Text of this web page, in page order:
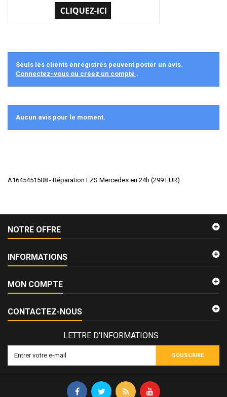
Seuls les clients enregistrés peuvent poster un avis.
Connectez-vous ou créez un compte .
Aucun avis pour le moment.
A1645451508 - Réparation EZS Mercedes en 24h (299 EUR)
NOTRE OFFRE
INFORMATIONS
MON COMPTE
CONTACTEZ-NOUS
LETTRE D'INFORMATIONS
SOUSCRIRE